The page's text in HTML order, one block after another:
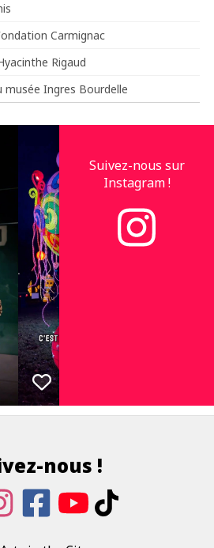
Carmignac
Rigaud
Ingres Bourdelle
Suivez-nous sur
Instagram !
nous !